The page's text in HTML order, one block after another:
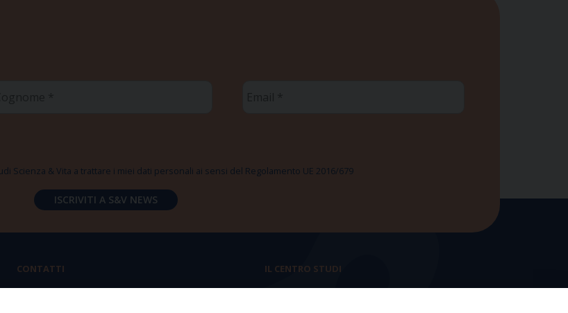
Scienza & Vita a trattare i miei dati personali ai sensi del Regolamento UE 2016/679
CONTATTI IL CENTRO STUDI